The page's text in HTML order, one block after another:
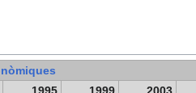
1995 1999 2003